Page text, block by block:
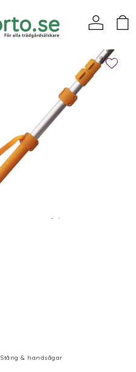
Stång & handsågar